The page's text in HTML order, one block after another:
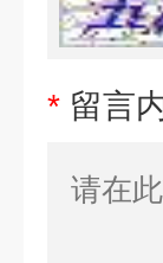
* 留言